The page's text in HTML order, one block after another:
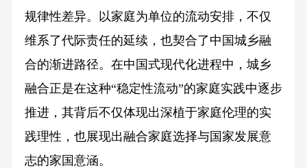
规律性差异。以家庭为单位的流动安排，不仅
维系了代际责任的延续，也契合了中国城乡融
合的渐进路径。在中国式现代化进程中，城乡
融合正是在这种“稳定性流动”的家庭实践中逐步
推进，其背后不仅体现出深植于家庭伦理的实
践理性，也展现出融合家庭选择与国家发展意
志的家国意涵。